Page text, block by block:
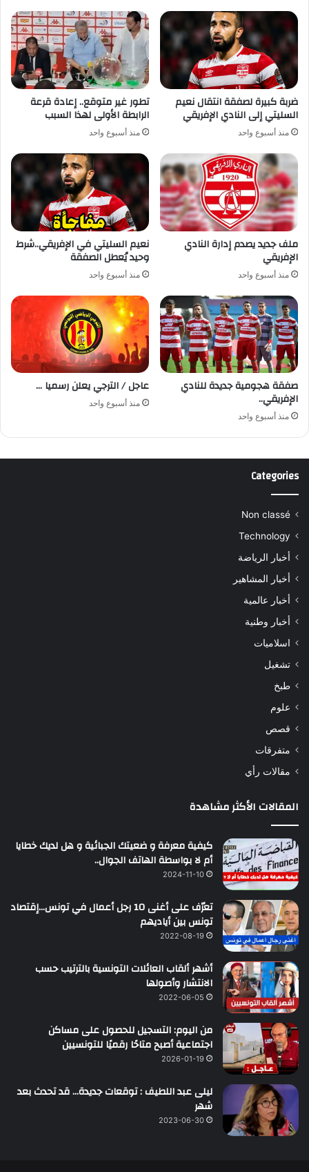
ضربة كبيرة لصفقة انتقال نعيم
السليتي إلى النادي الإفريقي
منذ أسبوع واحد
تطور غير متوقع.. إعادة قرعة
الرابطة الأولى لهذا السبب
منذ أسبوع واحد
ملف جديد يصدم إدارة النادي
الإفريقي
منذ أسبوع واحد
نعيم السليتي في الإفريقي..شرط
وحيد يُعطل الصفقة
منذ أسبوع واحد
صفقة هجومية جديدة للنادي
الإفريقي..
منذ أسبوع واحد
عاجل / الترجي يعلن رسميا …
منذ أسبوع واحد
Categories
Non classé
Technology
أخبار الرياضة
أخبار المشاهير
أخبار عالمية
أخبار وطنية
اسلاميات
تشغيل
طبخ
علوم
قصص
متفرقات
مقالات رأي
المقالات الأكثر مشاهدة
كيفية معرفة و ضعيتك الجبائية و هل لديك خطايا
أم لا بواسطة الهاتف الجوال..
2024-11-10
تعرّف على أغنى 10 رجل أعمال في تونس…إقتصاد
تونس بين أياديهم
2022-08-19
أشهر ألقاب العائلات التونسية بالترتيب حسب
الانتشار وأصولها
2022-06-05
من اليوم: التسجيل للحصول على مساكن
اجتماعية أصبح متاحًا رقميًا للتونسيين
2026-01-19
ليلى عبد اللطيف : توقعات جديدة… قد تحدث بعد
شهر
2023-06-30